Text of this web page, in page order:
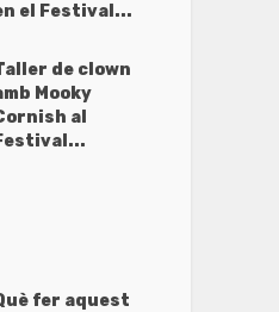
el Festival...
de clown
Mooky
al
fer aquest